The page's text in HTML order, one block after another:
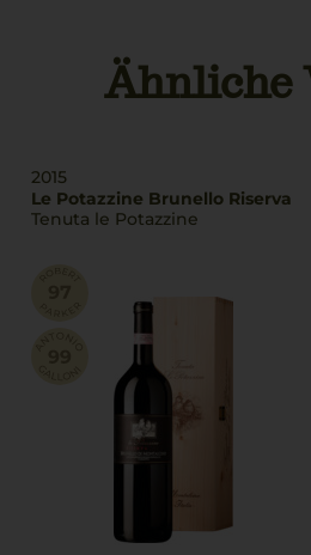
Rebsorten
80% Sangiovese
Trinktemperatur
18 °C
Alkoholgehalt
Ähnliche
2015
Le Potazzine Brunello Riserva
Tenuta le Potazzine